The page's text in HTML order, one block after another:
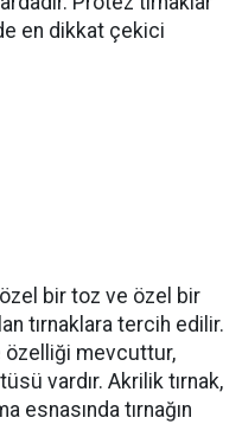
en dikkat çekici
bir toz ve özel bir
tırnaklara tercih edilir.
özelliği mevcuttur,
vardır. Akrilik tırnak,
esnasında tırnağın